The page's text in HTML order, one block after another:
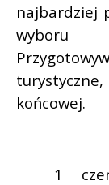
najbardziej
wyboru
końcowej.
1